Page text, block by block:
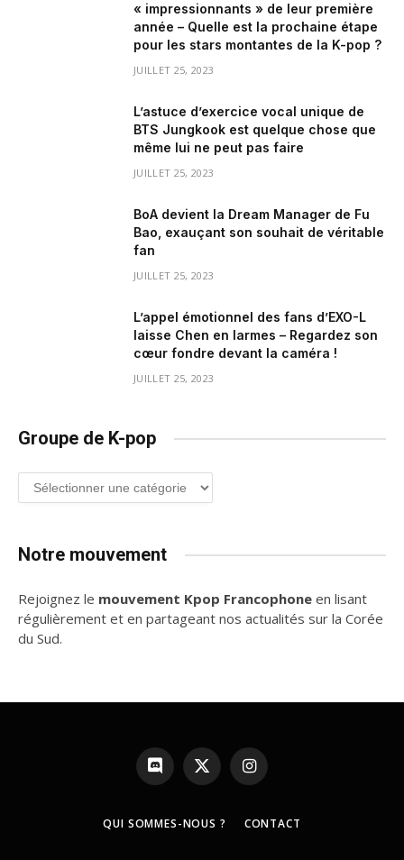
« impressionnants » de leur première
année – Quelle est la prochaine étape
pour les stars montantes de la K-pop ?
JUILLET 25, 2023
L’astuce d’exercice vocal unique de
BTS Jungkook est quelque chose que
même lui ne peut pas faire
JUILLET 25, 2023
BoA devient la Dream Manager de Fu
Bao, exauçant son souhait de véritable
fan
JUILLET 25, 2023
L’appel émotionnel des fans d’EXO-L
laisse Chen en larmes – Regardez son
cœur fondre devant la caméra !
JUILLET 25, 2023
Groupe de K-pop
Groupe
de
Notre mouvement
Rejoignez le mouvement Kpop Francophone en lisant
régulièrement et en partageant nos actualités sur la Corée
du Sud.
Discord X
(Twitter)
Instagram
QUI SOMMES-NOUS ? CONTACT